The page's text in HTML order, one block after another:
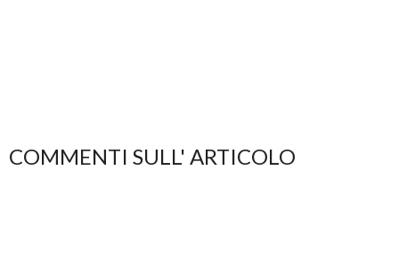
COMMENTI SULL' ARTICOLO